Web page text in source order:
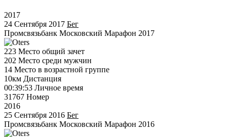
2017
24 Сентября 2017 Бег
Промсвязьбанк Московский Марафон 2017
223 Место общий зачет
202 Место среди мужчин
14 Место в возрастной группе
10км Дистанция
00:39:53 Личное время
31767 Номер
2016
25 Сентября 2016 Бег
Промсвязьбанк Московский Марафон 2016